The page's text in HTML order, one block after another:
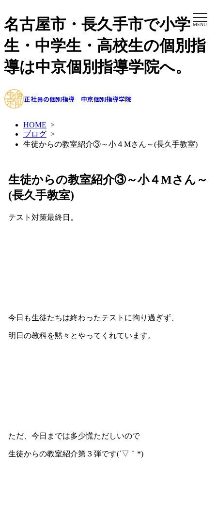
名古屋市・長久手市で小学
生・中学生・高校生の個別指
導は中京個別指導学院へ。
正社員の個別指導 中京個別指導学院
MENU
HOME >
ブログ >
生徒からの教室紹介③～小４Mさん～(長久手教室)
生徒からの教室紹介③～小４Mさん～
(長久手教室)
テスト対策最終日。
今日も生徒たちは終わったテストに拘り過ぎず、
明日の教科を黙々とやってくれています。
ただ、今日までは多少慌ただしいので
生徒からの教室紹介第３弾です(´▽｀*)